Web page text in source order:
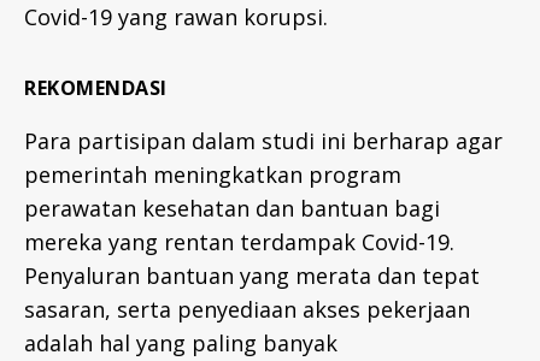
Covid-19 yang rawan korupsi.
REKOMENDASI
Para partisipan dalam studi ini berharap agar
pemerintah meningkatkan program
perawatan kesehatan dan bantuan bagi
mereka yang rentan terdampak Covid-19.
Penyaluran bantuan yang merata dan tepat
sasaran, serta penyediaan akses pekerjaan
adalah hal yang paling banyak
9
i
,
p
u
li
c
h
e